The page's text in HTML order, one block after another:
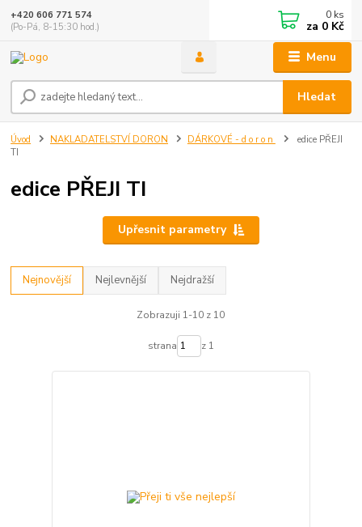
Menu
Hledat
+420 606 771 574
(Po-Pá, 8-15:30 hod.)
0 ks
za 0 Kč
Úvod NAKLADATELSTVÍ DORON DÁRKOVÉ - d o r o n
edice PŘEJI
TI
edice PŘEJI TI
Upřesnit parametry
Nejnovější Nejlevnější Nejdražší
Zobrazuji 1-10 z 10
strana z 1